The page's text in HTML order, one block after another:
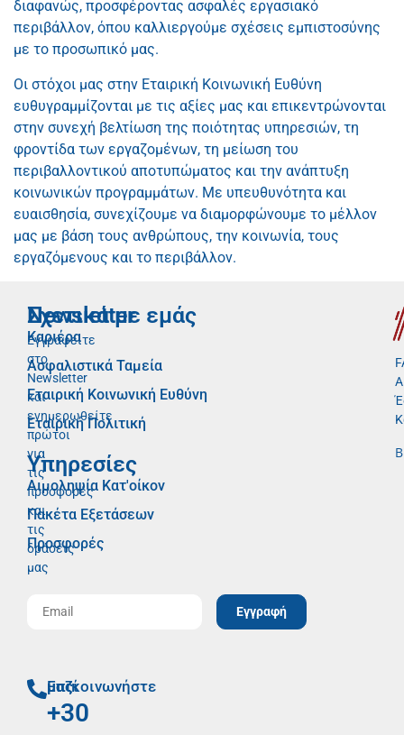
διαφανώς, προσφέροντας ασφαλές εργασιακό
περιβάλλον, όπου καλλιεργούμε σχέσεις εμπιστοσύνης
με το προσωπικό μας.
Οι στόχοι μας στην Εταιρική Κοινωνική Ευθύνη
ευθυγραμμίζονται με τις αξίες μας και επικεντρώνονται
στην συνεχή βελτίωση της ποιότητας υπηρεσιών, τη
φροντίδα των εργαζομένων, τη μείωση του
περιβαλλοντικού αποτυπώματος και την ανάπτυξη
κοινωνικών προγραμμάτων. Με υπευθυνότητα και
ευαισθησία, συνεχίζουμε να διαμορφώνουμε το μέλλον
μας με βάση τους ανθρώπους, την κοινωνία, τους
εργαζόμενους και το περιβάλλον.
Newsletter
Εγγραφείτε
στο
Newsletter
και
ενημερωθείτε
πρώτοι
για
τις
προσφορές
και
τις
δράσεις
μας
Εγγραφή
Επικοινωνήστε μαζί μας
+30
Σχετικά με εμάς
Καριέρα
Ασφαλιστικά Ταμεία
Εταιρική Κοινωνική Ευθύνη
Εταιρική Πολιτική
Υπηρεσίες
Αιμοληψία Κατ'οίκον
Πακέτα Εξετάσεων
Προσφορές